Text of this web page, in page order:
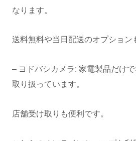
なります。
送料無料や当日配送のオプション
– ヨドバシカメラ: 家電製品だけ
取り扱っています。
店舗受け取りも便利です。